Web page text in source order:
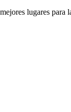
lugares para